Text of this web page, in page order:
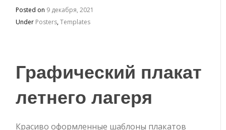
Posted on 9 декабря, 2021
Under Posters,Templates
Графический плакат
летнего лагеря
Красиво оформленные шаблоны плакатов